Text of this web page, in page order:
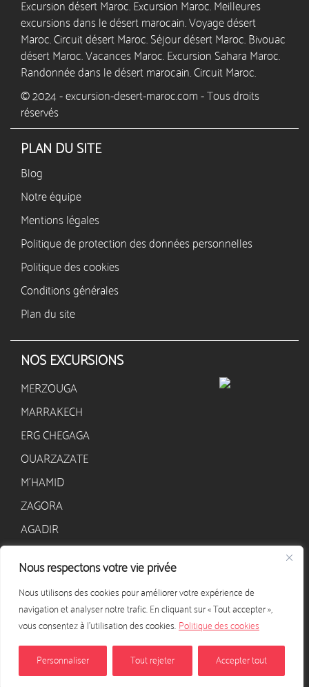
Nous respectons votre vie privée
Nous utilisons des cookies pour améliorer votre expérience de
navigation et analyser notre trafic. En cliquant sur « Tout accepter »,
vous consentez à l'utilisation des cookies. Politique des cookies
Personnaliser Tout rejeter Accepter tout
Excursion désert Maroc. Excursion Maroc. Meilleures
excursions dans le désert marocain. Voyage désert
Maroc. Circuit désert Maroc. Séjour désert Maroc. Bivouac
désert Maroc. Vacances Maroc. Excursion Sahara Maroc.
Randonnée dans le désert marocain. Circuit Maroc.
© 2024 - excursion-desert-maroc.com - Tous droits
réservés
PLAN DU SITE
Blog
Notre équipe
Mentions légales
Politique de protection des données personnelles
Politique des cookies
Conditions générales
Plan du site
NOS EXCURSIONS
MERZOUGA
MARRAKECH
ERG CHEGAGA
OUARZAZATE
M’HAMID
ZAGORA
AGADIR
CONTACT
+33 628 568 405
contact@excursion-desert-maroc.com